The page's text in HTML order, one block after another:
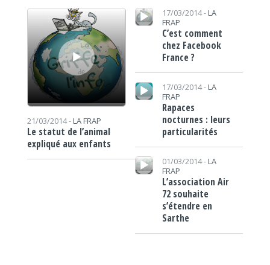
Lecteur audio
21/03/2014 - LA FRAP
Le statut de l’animal
expliqué aux enfants
Lecteur audio 17/03/2014 - LA
FRAP
C’est comment
chez Facebook
France ?
Lecteur audio
17/03/2014 - LA
FRAP
Rapaces
nocturnes : leurs
particularités
Lecteur audio
01/03/2014 - LA
FRAP
L’association Air
72 souhaite
s’étendre en
Sarthe